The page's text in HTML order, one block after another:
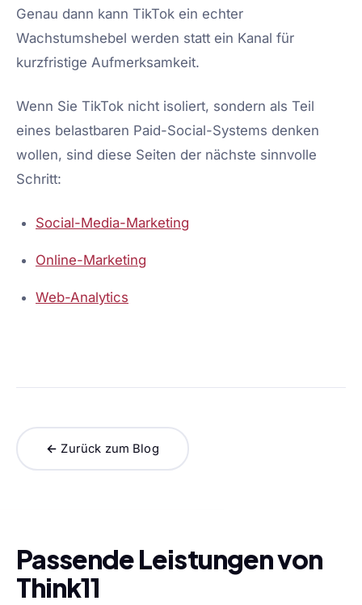
Genau dann kann TikTok ein echter
Wachstumshebel werden statt ein Kanal für
kurzfristige Aufmerksamkeit.
Wenn Sie TikTok nicht isoliert, sondern als Teil
eines belastbaren Paid-Social-Systems denken
wollen, sind diese Seiten der nächste sinnvolle
Schritt:
Social-Media-Marketing
Online-Marketing
Web-Analytics
← Zurück zum Blog
Passende Leistungen von
Think11